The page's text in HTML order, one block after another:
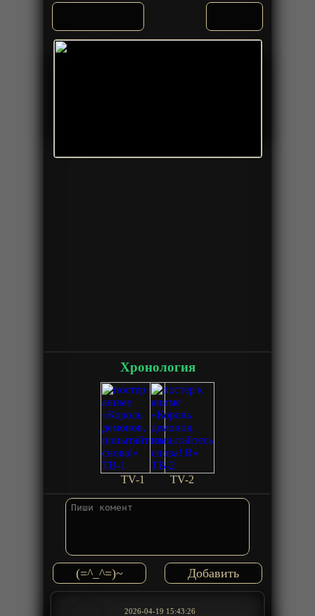
Хронология
TV-1 TV-2
(=^_^=)~
2026-04-19 15:43:26